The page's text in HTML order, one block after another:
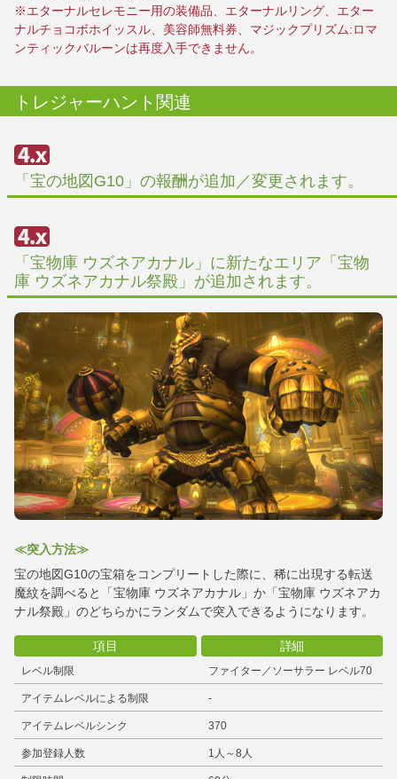
※エターナルセレモニー用の装備品、エターナルリング、エター
ナルチョコボホイッスル、美容師無料券、マジックプリズム:ロマ
ンティックバルーンは再度入手できません。
トレジャーハント関連
「宝の地図G10」の報酬が追加／変更されます。
「宝物庫 ウズネアカナル」に新たなエリア「宝物
庫 ウズネアカナル祭殿」が追加されます。
≪突入方法≫
宝の地図G10の宝箱をコンプリートした際に、稀に出現する転送
魔紋を調べると「宝物庫 ウズネアカナル」か「宝物庫 ウズネアカ
ナル祭殿」のどちらかにランダムで突入できるようになります。
項目 詳細
レベル制限 ファイター／ソーサラー レベル70
アイテムレベルによる制限 -
アイテムレベルシンク 370
参加登録人数 1人～8人